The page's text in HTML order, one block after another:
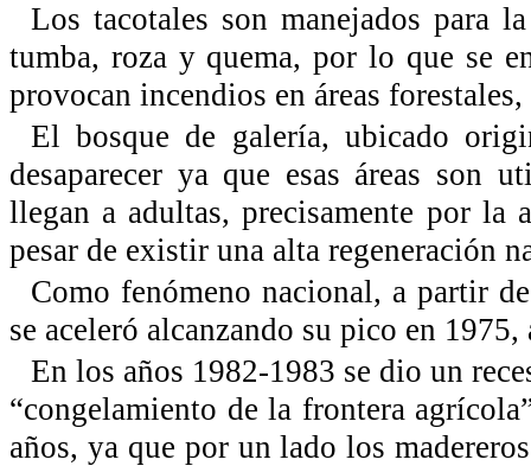
Los tacotales son manejados para
tumba, roza y quema, por lo que se
provocan incendios en áreas
El bosque de galería, ubicado
desaparecer ya que esas áreas son
llegan a adultas, precisamente por la
pesar de existir una alta regeneración
Como fenómeno nacional, a partir
se aceleró alcanzando su pico en
En los años 1982-1983 se dio un
“congelamiento de la frontera
años, ya que por un lado los